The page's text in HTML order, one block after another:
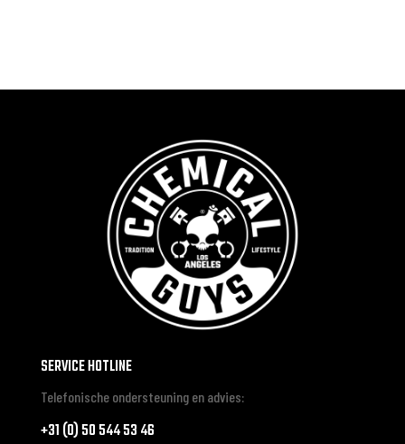
SERVICE HOTLINE
Telefonische ondersteuning en advies:
+31 (0) 50 544 53 46